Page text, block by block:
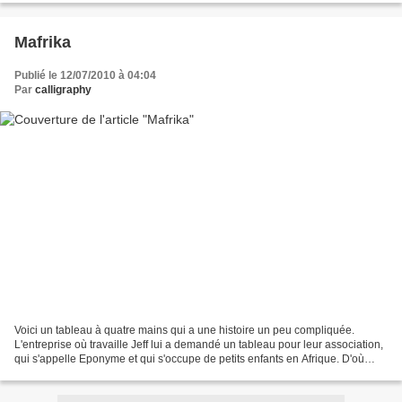
Mafrika
Publié le 12/07/2010 à 04:04
Par calligraphy
Voici un tableau à quatre mains qui a une histoire un peu compliquée.
L'entreprise où travaille Jeff lui a demandé un tableau pour leur association,
qui s'appelle Eponyme et qui s'occupe de petits enfants en Afrique. D'où